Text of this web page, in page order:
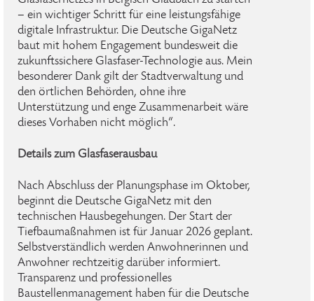
– ein wichtiger Schritt für eine leistungsfähige
digitale Infrastruktur. Die Deutsche GigaNetz
baut mit hohem Engagement bundesweit die
zukunftssichere Glasfaser-Technologie aus. Mein
besonderer Dank gilt der Stadtverwaltung und
den örtlichen Behörden, ohne ihre
Unterstützung und enge Zusammenarbeit wäre
dieses Vorhaben nicht möglich“.
Details zum Glasfaserausbau
Nach Abschluss der Planungsphase im Oktober,
beginnt die Deutsche GigaNetz mit den
technischen Hausbegehungen. Der Start der
Tiefbaumaßnahmen ist für Januar 2026 geplant.
Selbstverständlich werden Anwohnerinnen und
Anwohner rechtzeitig darüber informiert.
Transparenz und professionelles
Baustellenmanagement haben für die Deutsche